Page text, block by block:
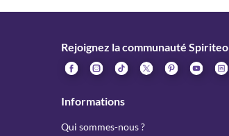
Rejoignez la communauté Spiriteo
Informations
Qui sommes-nous ?